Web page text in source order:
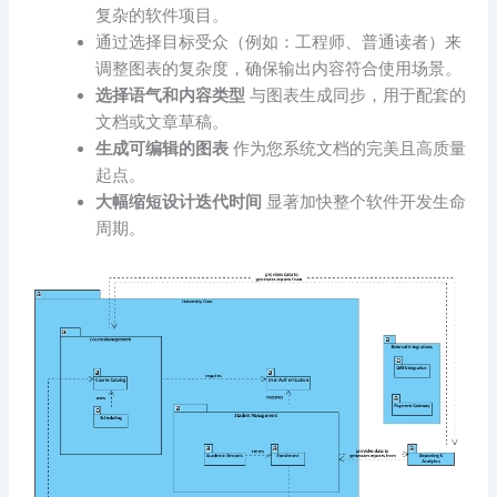
复杂的软件项目。
通过选择目标受众（例如：工程师、普通读者）来
调整图表的复杂度，确保输出内容符合使用场景。
选择语气和内容类型 与图表生成同步，用于配套的
文档或文章草稿。
生成可编辑的图表 作为您系统文档的完美且高质量
起点。
大幅缩短设计迭代时间 显著加快整个软件开发生命
周期。